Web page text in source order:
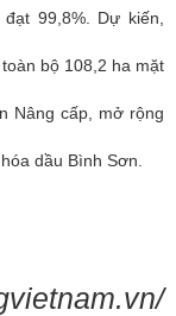
99,8%. Dự kiến,
bộ 108,2 ha mặt
Nâng cấp, mở rộng
dầu Bình Sơn.